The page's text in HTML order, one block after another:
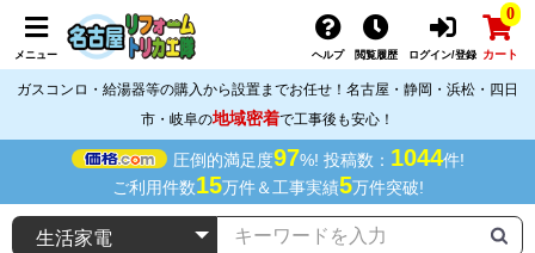
メニュー ヘルプ 閲覧履歴 ログイン/登録
0
カート
ガスコンロ・給湯器等の購入から設置までお任せ！名古屋・静岡・浜松・四日
市・岐阜の地域密着で工事後も安心！
圧倒的満足度97%! 投稿数： 1044件!
ご利用件数15万件＆工事実績5万件突破!